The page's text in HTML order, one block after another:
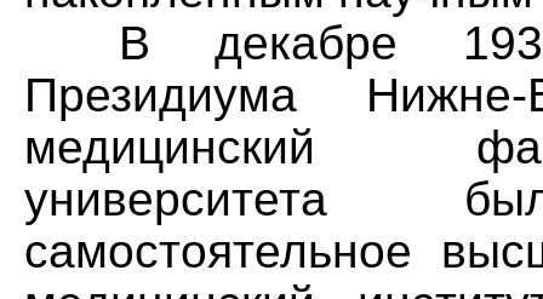
В декабре 1930
Президиума Нижне-
медицинский
университета
самостоятельное